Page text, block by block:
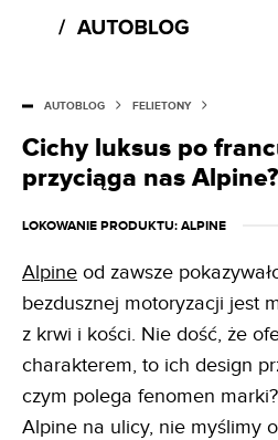
AUTOBLOG FELIETONY
Cichy luksus po
przyciąga nas Alpine?
LOKOWANIE PRODUKTU: ALPINE
Alpine od zawsze
bezdusznej motoryzacji jest
z krwi i kości. Nie dość, że
charakterem, to ich design
czym polega fenomen
Alpine na ulicy, nie myślimy